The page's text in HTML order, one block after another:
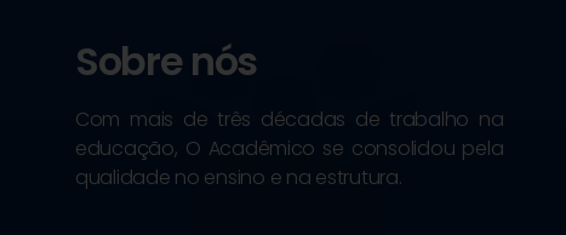
Sobre nós
Com mais de três décadas de trabalho na
educação, O Acadêmico se consolidou pela
qualidade no ensino e na estrutura.